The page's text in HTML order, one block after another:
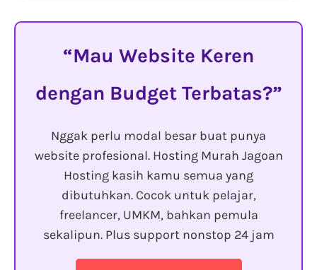
Mau Website Keren
dengan Budget Terbatas?
Nggak perlu modal besar buat punya
website profesional. Hosting Murah Jagoan
Hosting kasih kamu semua yang
dibutuhkan. Cocok untuk pelajar,
freelancer, UMKM, bahkan pemula
sekalipun. Plus support nonstop 24 jam